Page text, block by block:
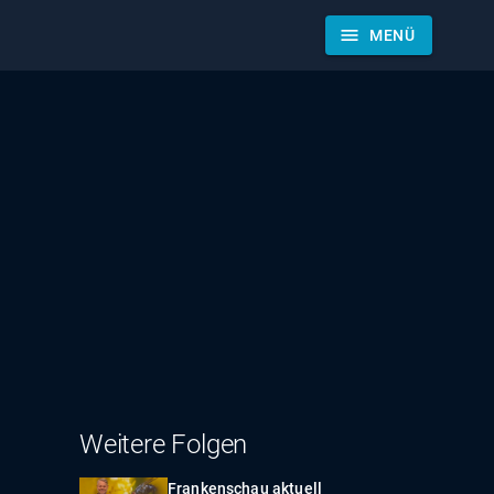
menu MENÜ
Weitere Folgen
Frankenschau aktuell